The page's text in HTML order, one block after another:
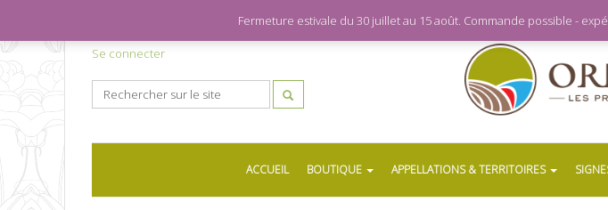
Se connecter
ACCUEIL BOUTIQUE APPELLATIONS & TERRITOIRES
Fermeture estivale du 30 juillet au 15 août. Commande possible -